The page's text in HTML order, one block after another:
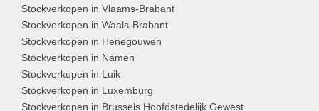
Stockverkopen in Vlaams-Brabant
Stockverkopen in Waals-Brabant
Stockverkopen in Henegouwen
Stockverkopen in Namen
Stockverkopen in Luik
Stockverkopen in Luxemburg
Stockverkopen in Brussels Hoofdstedelijk Gewest